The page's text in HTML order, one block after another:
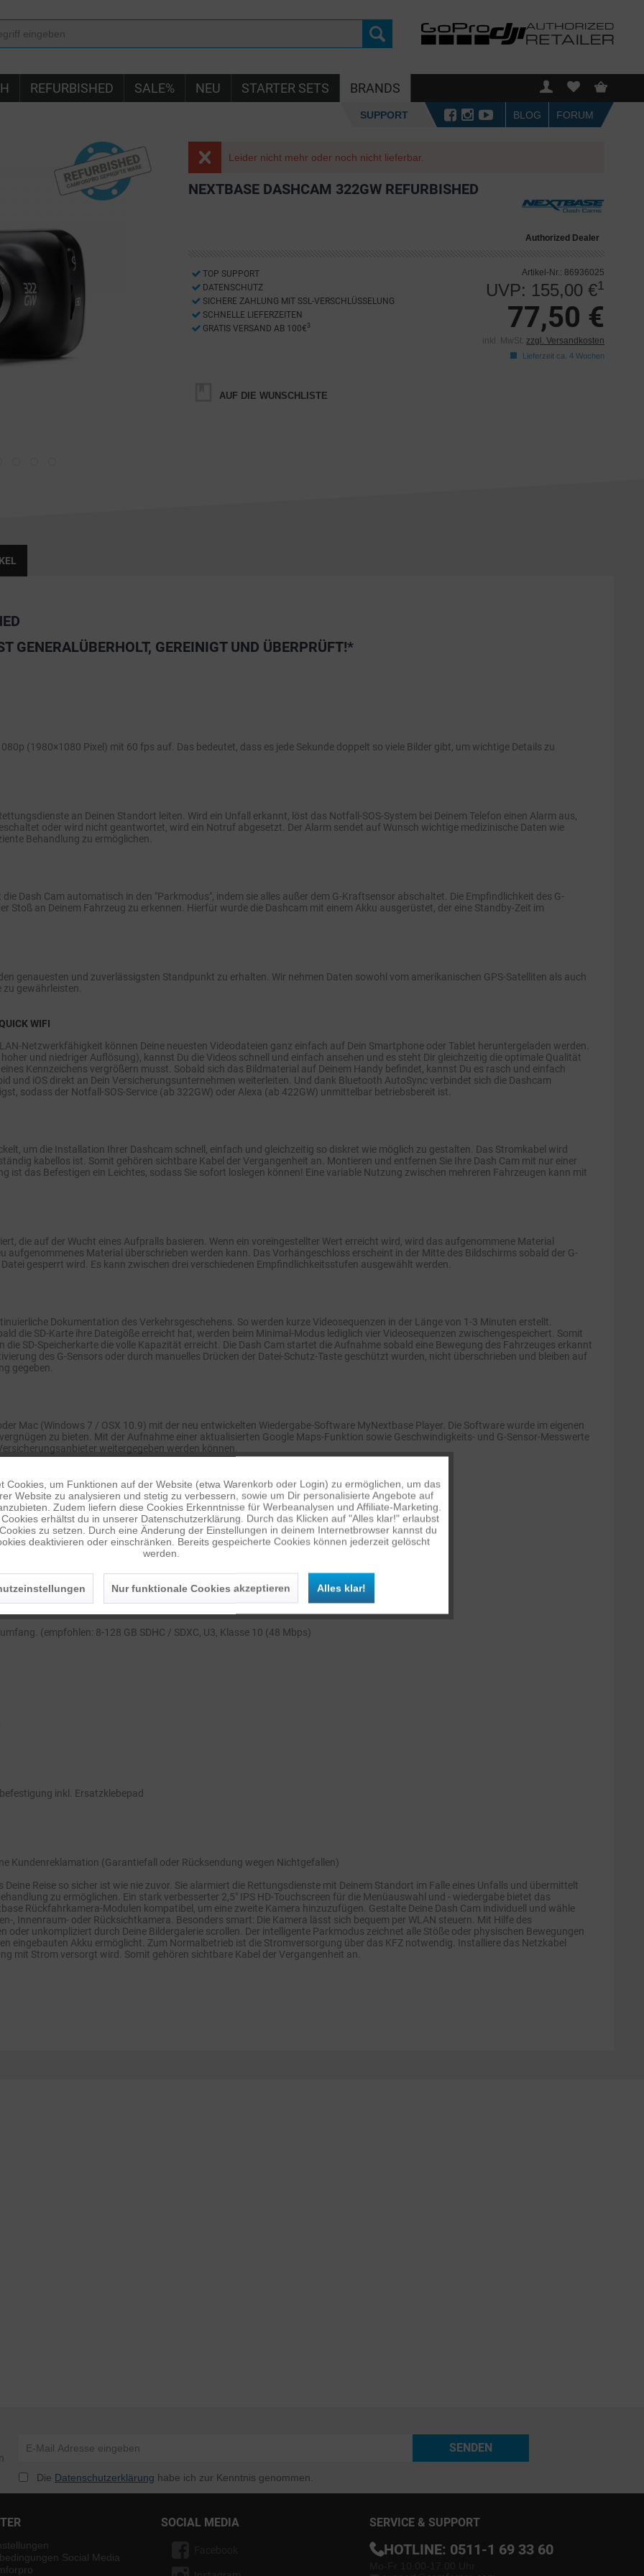
REFURBISHED SALE% NEU STARTER SETS BRANDS
SUPPORT BLOG FORUM
Leider nicht mehr oder noch nicht lieferbar.
NEXTBASE DASHCAM 322GW REFURBISHED
Authorized Dealer
TOP SUPPORT
DATENSCHUTZ
SICHERE ZAHLUNG MIT SSL-VERSCHLÜSSELUNG
SCHNELLE LIEFERZEITEN
GRATIS VERSAND AB 100€ 3
Artikel-Nr.: 86936025
UVP: 155,00 €1
77,50 €
inkl. MwSt. zzgl. Versandkosten
Lieferzeit ca. 4 Wochen
AUF DIE WUNSCHLISTE
GENERALÜBERHOLT, GEREINIGT UND ÜBERPRÜFT!*
(1980×1080 Pixel) mit 60 fps auf. Das bedeutet, dass es jede Sekunde doppelt so viele Bilder gibt, um wichtige Details zu
an Deinen Standort leiten. Wird ein Unfall erkannt, löst das Notfall-SOS-System bei Deinem Telefon einen Alarm aus,
oder wird nicht geantwortet, wird ein Notruf abgesetzt. Der Alarm sendet auf Wunsch wichtige medizinische Daten wie
Behandlung zu ermöglichen.
Dash Cam automatisch in den "Parkmodus", indem sie alles außer dem G-Kraftsensor abschaltet. Die Empfindlichkeit des G-
Stoß an Deinem Fahrzeug zu erkennen. Hierfür wurde die Dashcam mit einem Akku ausgerüstet, der eine Standby-Zeit im
genauesten und zuverlässigsten Standpunkt zu erhalten. Wir nehmen Daten sowohl vom amerikanischen GPS-Satelliten als auch
gewährleisten.
WIFI
Netzwerkfähigkeit können Deine neuesten Videodateien ganz einfach auf Dein Smartphone oder Tablet heruntergeladen werden.
und niedriger Auflösung), kannst Du die Videos schnell und einfach ansehen und es steht Dir gleichzeitig die optimale Qualität
Kennzeichens vergrößern musst. Sobald sich das Bildmaterial auf Deinem Handy befindet, kannst Du es rasch und einfach
und iOS direkt an Dein Versicherungsunternehmen weiterleiten. Und dank Bluetooth AutoSync verbindet sich die Dashcam
sodass der Notfall-SOS-Service (ab 322GW) oder Alexa (ab 422GW) unmittelbar betriebsbereit ist.
um die Installation Ihrer Dashcam schnell, einfach und gleichzeitig so diskret wie möglich zu gestalten. Das Stromkabel wird
kabellos ist. Somit gehören sichtbare Kabel der Vergangenheit an. Montieren und entfernen Sie Ihre Dash Cam mit nur einer
ist das Befestigen ein Leichtes, sodass Sie sofort loslegen können! Eine variable Nutzung zwischen mehreren Fahrzeugen kann mit
die auf der Wucht eines Aufpralls basieren. Wenn ein voreingestellter Wert erreicht wird, wird das aufgenommene Material
aufgenommenes Material überschrieben werden kann. Das Vorhängeschloss erscheint in der Mitte des Bildschirms sobald der G-
gesperrt wird. Es kann zwischen drei verschiedenen Empfindlichkeitsstufen ausgewählt werden.
Dokumentation des Verkehrsgeschehens. So werden kurze Videosequenzen in der Länge von 1-3 Minuten erstellt.
die SD-Karte ihre Dateigöße erreicht hat, werden beim Minimal-Modus lediglich vier Videosequenzen zwischengespeichert. Somit
SD-Speicherkarte die volle Kapazität erreicht. Die Dash Cam startet die Aufnahme sobald eine Bewegung des Fahrzeuges erkannt
des G-Sensors oder durch manuelles Drücken der Datei-Schutz-Taste geschützt wurden, nicht überschrieben und bleiben auf
gegeben.
Mac (Windows 7 / OSX 10.9) mit der neu entwickelten Wiedergabe-Software MyNextbase Player. Die Software wurde im eigenen
zu bieten. Mit der Aufnahme einer aktualisierten Google Maps-Funktion sowie Geschwindigkeits- und G-Sensor-Messwerte
weitergegeben werden können.
der Rettungsdienste
– fähig
(empfohlen: 8-128 GB SDHC / SDXC, U3, Klasse 10 (48 Mbps)
inkl. Ersatzklebepad
Kundenreklamation (Garantiefall oder Rücksendung wegen Nichtgefallen)
Reise so sicher ist wie nie zuvor. Sie alarmiert die Rettungsdienste mit Deinem Standort im Falle eines Unfalls und übermittelt
zu ermöglichen. Ein stark verbesserter 2,5" IPS HD-Touchscreen für die Menüauswahl und - wiedergabe bietet das
Rückfahrkamera-Modulen kompatibel, um eine zweite Kamera hinzuzufügen. Gestalte Deine Dash Cam individuell und wähle
, Innenraum- oder Rücksichtkamera. Besonders smart: Die Kamera lässt sich bequem per WLAN steuern. Mit Hilfe des
oder unkompliziert durch Deine Bildergalerie scrollen. Der intelligente Parkmodus zeichnet alle Stöße oder physischen Bewegungen
eingebauten Akku ermöglicht. Zum Normalbetrieb ist die Stromversorgung über das KFZ notwendig. Installiere das Netzkabel
mit Strom versorgt wird. Somit gehören sichtbare Kabel der Vergangenheit an.
SENDEN
Die Datenschutzerklärung habe ich zur Kenntnis genommen.
Social Media
SOCIAL MEDIA SERVICE & SUPPORT
HOTLINE: 0511-1 69 33 60
Aktiv
Inaktiv
Inaktiv
Cookies, um Funktionen auf der Website (etwa Warenkorb oder Login) zu ermöglichen, um das
Website zu analysieren und stetig zu verbessern, sowie um Dir personalisierte Angebote auf
Zudem liefern diese Cookies Erkenntnisse für Werbeanalysen und Affiliate-Marketing.
erhältst du in unserer Datenschutzerklärung. Durch das Klicken auf "Alles klar!" erlaubst
zu setzen. Durch eine Änderung der Einstellungen in deinem Internetbrowser kannst du
deaktivieren oder einschränken. Bereits gespeicherte Cookies können jederzeit gelöscht
werden.
Nur funktionale Cookies akzeptieren Alles klar!